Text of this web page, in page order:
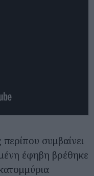
συμβαίνει
έφηβη βρέθηκε